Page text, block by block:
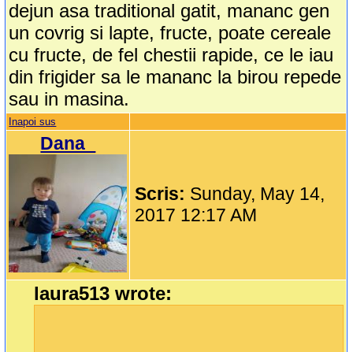
dejun asa traditional gatit, mananc gen
un covrig si lapte, fructe, poate cereale
cu fructe, de fel chestii rapide, ce le iau
din frigider sa le mananc la birou repede
sau in masina.
Inapoi sus
Dana_
Scris: Sunday, May 14,
2017 12:17 AM
laura513 wrote: